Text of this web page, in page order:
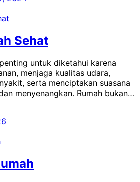
Sehat
untuk diketahui karena
menjaga kualitas udara,
serta menciptakan suasana
menyenangkan. Rumah bukan…